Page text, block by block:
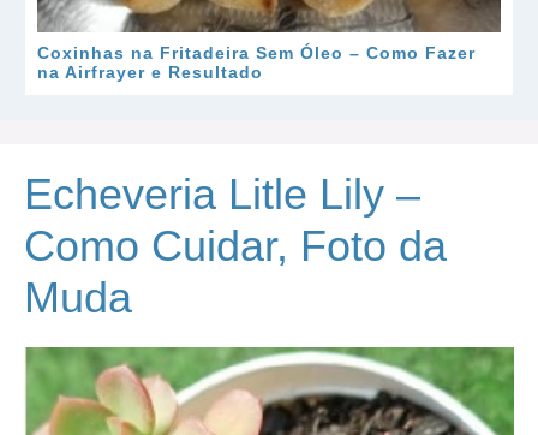
Coxinhas na Fritadeira Sem Óleo – Como Fazer
na Airfrayer e Resultado
Echeveria Litle Lily –
Como Cuidar, Foto da
Muda